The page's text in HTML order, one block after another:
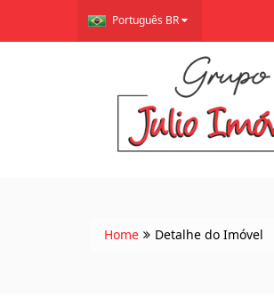
Português BR
Home Detalhe do Imóvel